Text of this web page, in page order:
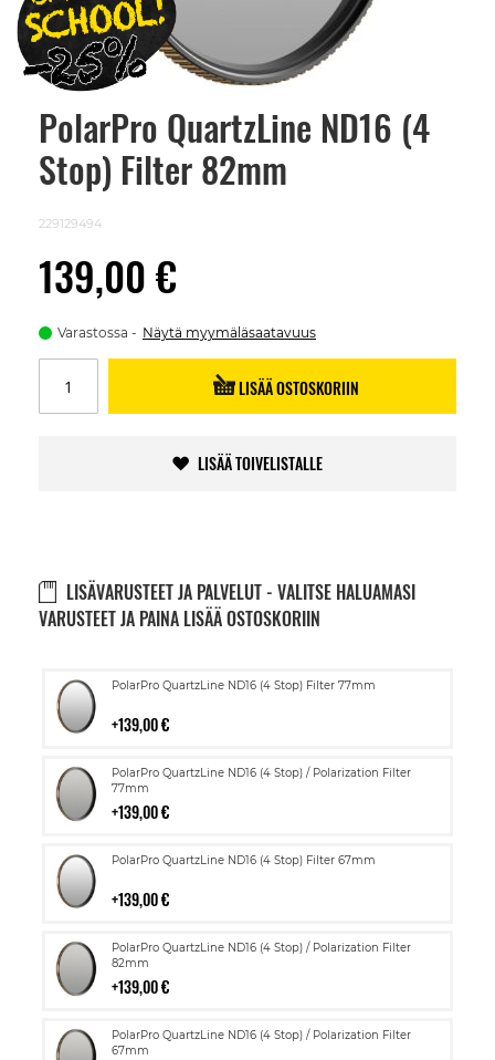
PolarPro QuartzLine ND16 (4
Stop) Filter 82mm
229129494
139,00 €
Varastossa Näytä myymäläsaatavuus
LISÄÄ OSTOSKORIIN
LISÄÄ TOIVELISTALLE
LISÄVARUSTEET JA PALVELUT - VALITSE HALUAMASI
VARUSTEET JA PAINA LISÄÄ OSTOSKORIIN
PolarPro QuartzLine ND16 (4 Stop) Filter 77mm
139,00 €
Lisää
PolarPro QuartzLine ND16 (4 Stop) / Polarization Filter
77mm
139,00 €
Lisää
ostoskoriin
PolarPro QuartzLine ND16 (4 Stop) Filter 67mm
139,00 €
Lisää
PolarPro QuartzLine ND16 (4 Stop) / Polarization Filter
82mm
139,00 €
Lisää
ostoskoriin
PolarPro QuartzLine ND16 (4 Stop) / Polarization Filter
67mm
Lisää
ostoskoriin
Skip
beginning
images